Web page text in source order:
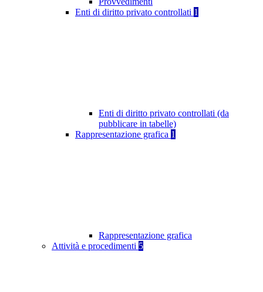
Enti di diritto privato controllati 1
Enti di diritto privato controllati (da
pubblicare in tabelle)
Rappresentazione grafica 1
Rappresentazione grafica
Attività e procedimenti 5